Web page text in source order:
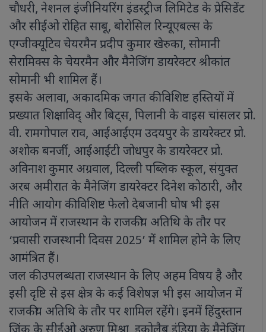
चौधरी, नेशनल इंजीनियरिंग इंडस्ट्रीज लिमिटेड के प्रेसिडेंट
और सीईओ रोहित साबू, बोरोसिल रिन्यूएबल्स के
एग्जीक्यूटिव चेयरमैन प्रदीप कुमार खेरुका, सोमानी
सेरामिक्स के चेयरमैन और मैनेजिंग डायरेक्टर श्रीकांत
सोमानी भी शामिल हैं।
इसके अलावा, अकादमिक जगत की विशिष्ट हस्तियों में
प्रख्यात शिक्षाविद् और बिट्स, पिलानी के वाइस चांसलर प्रो.
वी. रामगोपाल राव, आईआईएम उदयपुर के डायरेक्टर प्रो.
अशोक बनर्जी, आईआईटी जोधपुर के डायरेक्टर प्रो.
अविनाश कुमार अग्रवाल, दिल्ली पब्लिक स्कूल, संयुक्त
अरब अमीरात के मैनेजिंग डायरेक्टर दिनेश कोठारी, और
नीति आयोग की विशिष्ट फेलो देबजानी घोष भी इस
आयोजन में राजस्थान के राजकीय अतिथि के तौर पर
‘प्रवासी राजस्थानी दिवस 2025’ में शामिल होने के लिए
आमंत्रित हैं।
जल की उपलब्धता राजस्थान के लिए अहम विषय है और
इसी दृष्टि से इस क्षेत्र के कई विशेषज्ञ भी इस आयोजन में
राजकीय अतिथि के तौर पर शामिल रहेंगे। इनमें हिंदुस्तान